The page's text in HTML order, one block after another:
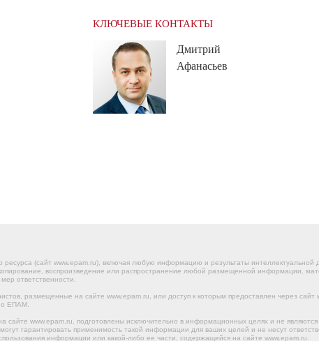
КЛЮЧЕВЫЕ КОНТАКТЫ
Дмитрий
Афанасьев
(сайт www.epam.ru), включая любую информацию и результаты
воспроизведение или распространение любой размещенной информации,
ответственности.
размещенные на сайте www.epam.ru, или доступ к которым предоставлен через
ЕПАМ.
www.epam.ru, подготовлены исключительно в информационных целях и не
могут гарантировать применимость такой информации для ваших целей и не несут
информации или какой-либо ее части, содержащейся на сайте www.epam.ru.